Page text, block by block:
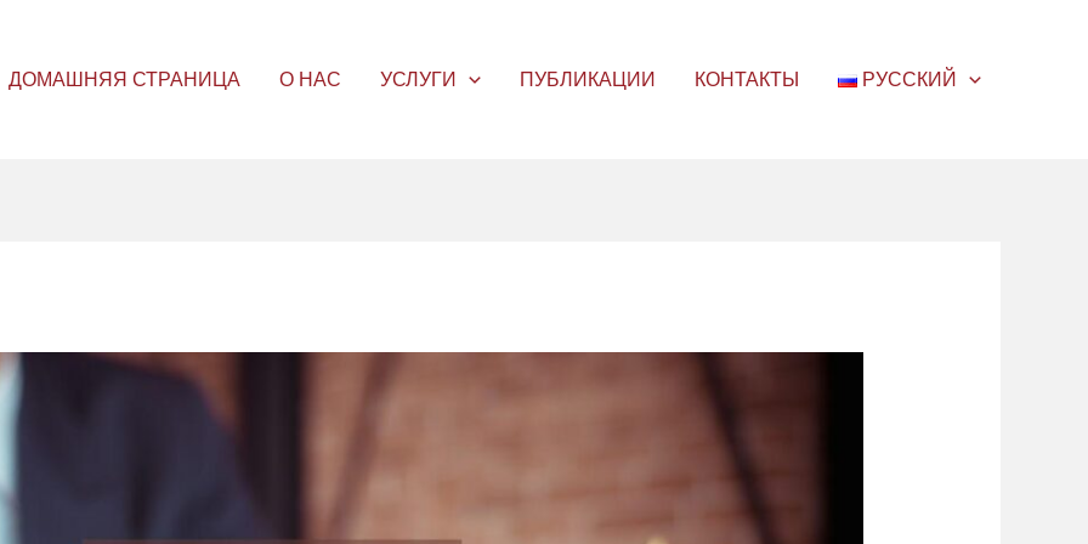
ДОМАШНЯЯ СТРАНИЦА О НАС УСЛУГИ ПУБЛИКАЦИИ КОНТАКТЫ РУССКИЙ